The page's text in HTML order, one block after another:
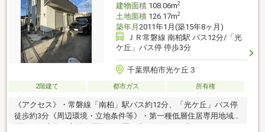
建物面積108.06m2
土地面積126.17m2
築年月 2011年1月(築15年8ヶ月)
ＪＲ常磐線 南柏駅 バス12分/「光
ケ丘」バス停 停歩3分
千葉県柏市光ケ丘３
2階建て 都市ガス 所有権
《アクセス》・常磐線「南柏」駅バス約12分、「光ケ丘」バス停
徒歩約3分《周辺環境・立地条件等》・第一種低層住居専用地域の
閑静な住宅街に立地。周辺は低層住宅の街並みが広がっておりま